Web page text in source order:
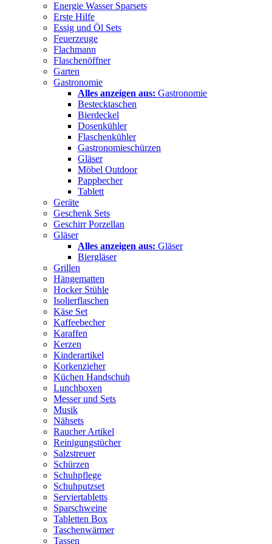
Energie Wasser Sparsets
Erste Hilfe
Essig und Öl Sets
Feuerzeuge
Flachmann
Flaschenöffner
Garten
Gastronomie
Alles anzeigen aus: Gastronomie
Bestecktaschen
Bierdeckel
Dosenkühler
Flaschenkühler
Gastronomieschürzen
Gläser
Möbel Outdoor
Pappbecher
Tablett
Geräte
Geschenk Sets
Geschirr Porzellan
Gläser
Alles anzeigen aus: Gläser
Biergläser
Grillen
Hängematten
Hocker Stühle
Isolierflaschen
Käse Set
Kaffeebecher
Karaffen
Kerzen
Kinderartikel
Korkenzieher
Küchen Handschuh
Lunchboxen
Messer und Sets
Musik
Nähsets
Raucher Artikel
Reinigungstücher
Salzstreuer
Schürzen
Schuhpflege
Schuhputzset
Serviertabletts
Sparschweine
Tabletten Box
Taschenwärmer
Tassen